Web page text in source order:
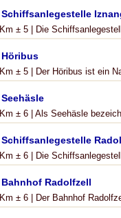
Schiffsanlegestelle
Km ± 5 | Die
Höribus
Km ± 5 | Der Höribus ist ein
Seehäsle
Km ± 6 | Als Seehäsle
Schiffsanlegestelle
Km ± 6 | Die
Bahnhof Radolfzell
Km ± 6 | Der Bahnhof